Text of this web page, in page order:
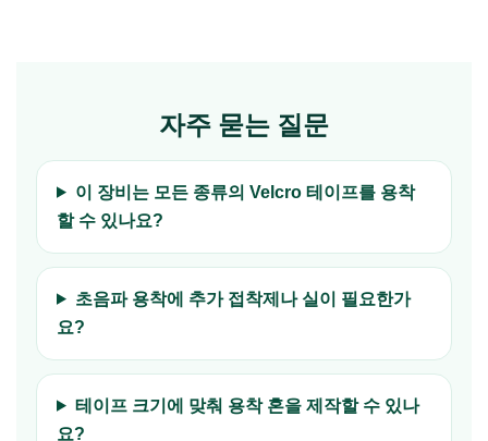
자주 묻는 질문
이 장비는 모든 종류의 Velcro 테이프를 용착
할 수 있나요?
초음파 용착에 추가 접착제나 실이 필요한가
요?
테이프 크기에 맞춰 용착 혼을 제작할 수 있나
요?